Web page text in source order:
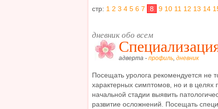
стр: 1 2 3 4 5 6 7 8 9 10 11 12 13 14
дневник обо всем
адверта - профиль, дневник
Посещать уролога рекомендуется не
характерных симптомов, но и в целях
начальной стадии выявить
развитие осложнений. Посещать